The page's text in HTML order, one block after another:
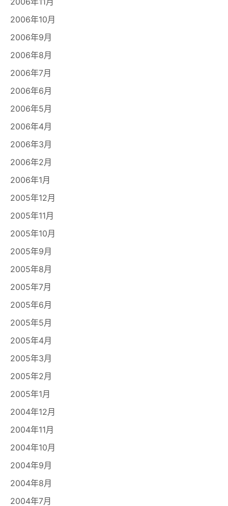
2006年10月
2006年9月
2006年8月
2006年7月
2006年6月
2006年5月
2006年4月
2006年3月
2006年2月
2006年1月
2005年12月
2005年11月
2005年10月
2005年9月
2005年8月
2005年7月
2005年6月
2005年5月
2005年4月
2005年3月
2005年2月
2005年1月
2004年12月
2004年11月
2004年10月
2004年9月
2004年8月
2004年7月